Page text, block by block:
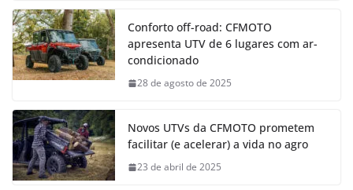
Conforto off-road: CFMOTO
apresenta UTV de 6 lugares com ar-
condicionado
28 de agosto de 2025
Novos UTVs da CFMOTO prometem
facilitar (e acelerar) a vida no agro
23 de abril de 2025